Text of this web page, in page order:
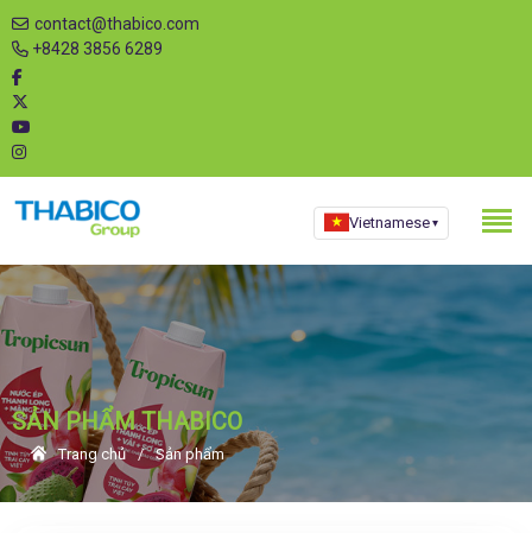
contact@thabico.com
+8428 3856 6289
Vietnamese▾
SẢN PHẨM THABICO
Trang chủ Sản phẩm